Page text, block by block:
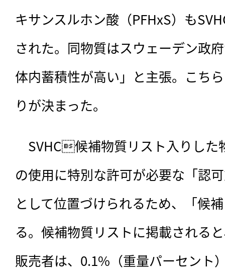
キサンスルホン酸（PFHxS）も
された。同物質はスウェーデン政
体内蓄積性が高い」と主張。こち
りが決まった。
SVHC候補物質リスト入りした
の使用に特別な許可が必要な「認
として位置づけられるため、「候
る。候補物質リストに掲載される
販売者は、0.1%（重量パーセント